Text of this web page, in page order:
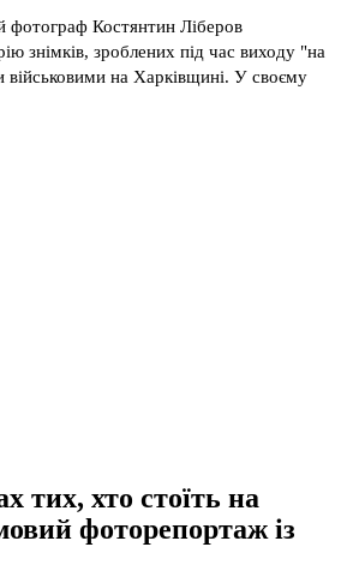
фотограф Костянтин Ліберов
знімків, зроблених під час виходу "на
військовими на Харківщині. У своєму
тих, хто стоїть на
фоторепортаж із